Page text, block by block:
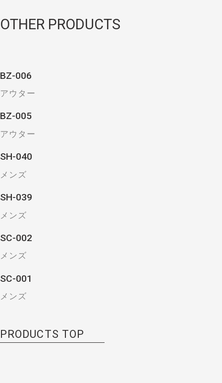
OTHER PRODUCTS
BZ-006
アウター
BZ-005
アウター
SH-040
メンズ
SH-039
メンズ
SC-002
メンズ
SC-001
メンズ
PRODUCTS TOP